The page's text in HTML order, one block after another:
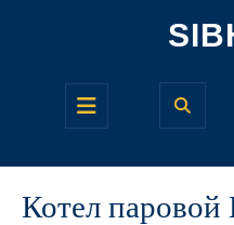
Кнопка
Котел